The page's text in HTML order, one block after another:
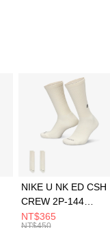
第一商業銀行
彰化商業銀行
NIKE U NK ED CSH
CREW 2P-144
EMBRDY 男女 短統襪
NT$365
NT$450